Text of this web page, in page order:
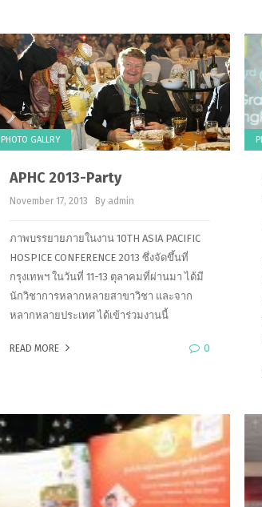
PHOTO GALLRY
November 17, 2013 By admin
ภาพบรรยายภายในงาน 10TH ASIA PACIFIC
HOSPICE CONFERENCE 2013 ซึ่งจัดขึ้นที่
กรุงเทพฯ ในวันที่ 11-13 ตุลาคมที่ผ่านมา ได้มี
นักวิชาการหลากหลายสาขาวิชา และจาก
หลากหลายประเทศ ได้เข้าร่วมงานนี้
READ MORE 0